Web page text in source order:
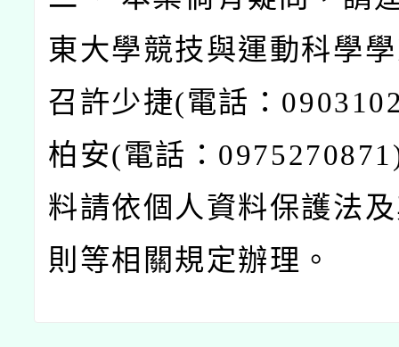
東大學競技與運動科學
召許少捷(電話：
柏安(電話：
料請依個人資料保護法
則等相關規定辦理。